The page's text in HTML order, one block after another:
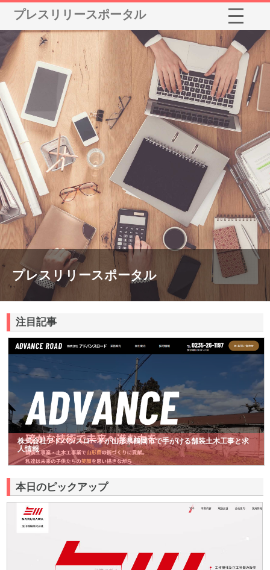
プレスリリースポータル
プレスリリースポータル
注目記事
株式会社アドバンスロードが山形県鶴岡市で手がける舗装土木工事と求
人情報
本日のピックアップ